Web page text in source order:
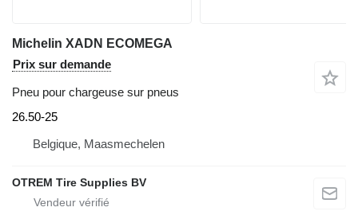
Michelin XADN ECOMEGA
Prix sur demande
Pneu pour chargeuse sur pneus
26.50-25
Belgique, Maasmechelen
OTREM Tire Supplies BV